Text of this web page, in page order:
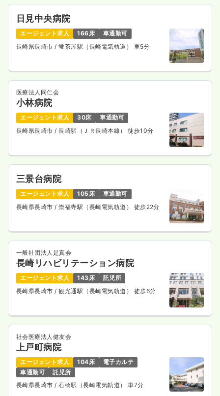
日見中央病院
エージェント求人 166床
車通勤可
長崎県長崎市 / 蛍茶屋駅（長崎電気軌道） 車5分
医療法人同仁会
小林病院
エージェント求人 30床
車通勤可
長崎県長崎市 / 長崎駅（ＪＲ長崎本線） 徒歩10分
三景台病院
エージェント求人 105床
車通勤可
長崎県長崎市 / 崇福寺駅（長崎電気軌道） 徒歩22分
一般社団法人是真会
長崎リハビリテーション病院
エージェント求人 143床
託児所
長崎県長崎市 / 観光通駅（長崎電気軌道） 徒歩6分
社会医療法人健友会
上戸町病院
エージェント求人 104床
電子カルテ
車通勤可
託児所
長崎県長崎市/ 石橋駅（長崎電気軌道） 車7分